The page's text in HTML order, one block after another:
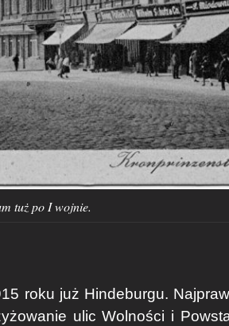
tuż po I wojnie.
roku już Hindeburgu.
ulic Wolności i